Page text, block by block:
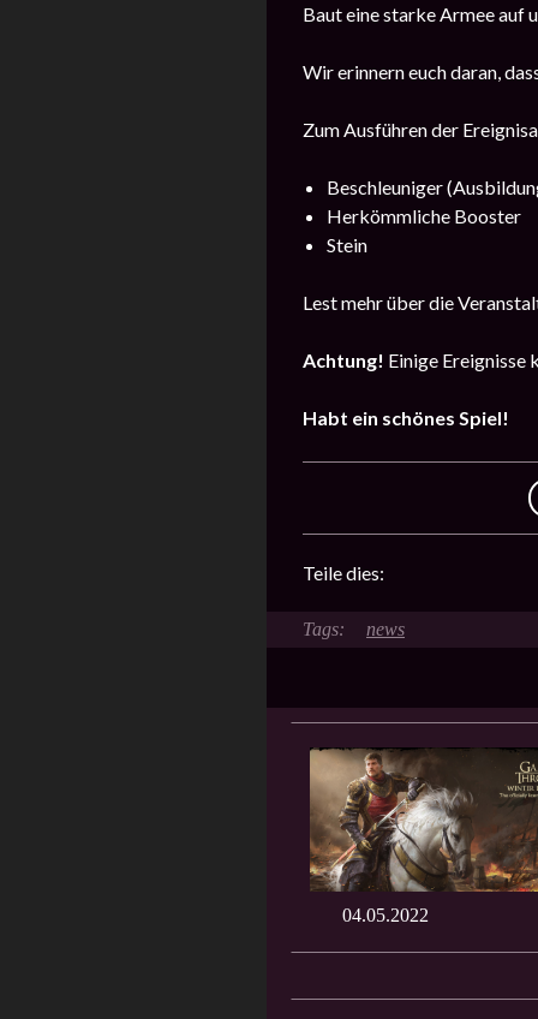
Baut eine starke Armee auf
Wir erinnern euch daran,
Zum Ausführen der
Beschleuniger
Herkömmliche Booster
Stein
Lest mehr über die
Achtung! Einige Ereignisse
Habt ein schönes Spiel!
Teile dies:
news
04.05.2022